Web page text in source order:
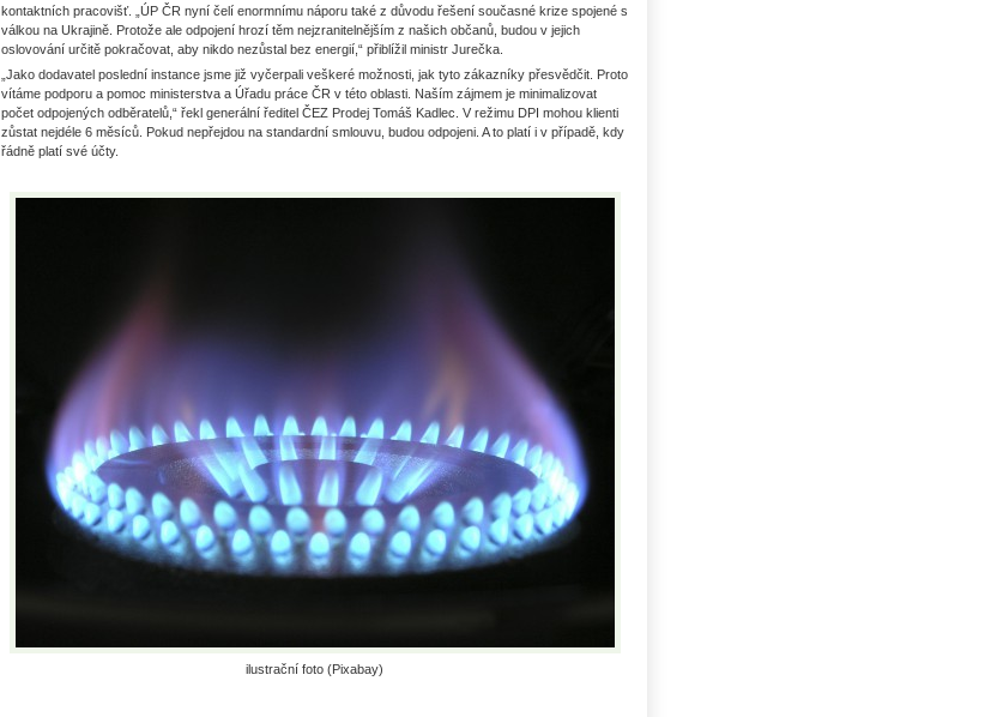
kontaktních pracovišť. „ÚP ČR nyní čelí enormnímu náporu také z důvodu řešení současné krize spojené s
válkou na Ukrajině. Protože ale odpojení hrozí těm nejzranitelnějším z našich občanů, budou v jejich
oslovování určitě pokračovat, aby nikdo nezůstal bez energií,“ přiblížil ministr Jurečka.
„Jako dodavatel poslední instance jsme již vyčerpali veškeré možnosti, jak tyto zákazníky přesvědčit. Proto
vítáme podporu a pomoc ministerstva a Úřadu práce ČR v této oblasti. Naším zájmem je minimalizovat
počet odpojených odběratelů,“ řekl generální ředitel ČEZ Prodej Tomáš Kadlec. V režimu DPI mohou klienti
zůstat nejdéle 6 měsíců. Pokud nepřejdou na standardní smlouvu, budou odpojeni. A to platí i v případě, kdy
řádně platí své účty.
ilustrační foto (Pixabay)
Zemní plyn Motorová nafta Uhlí US index